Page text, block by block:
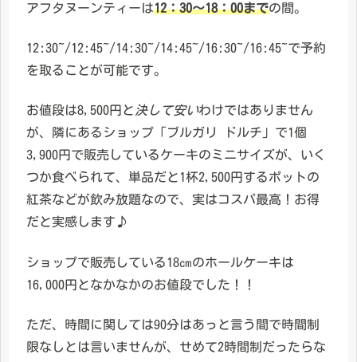
アフタヌーンティーは12：30～18：00までの間。
12:30~/12:45~/14:30~/14:45~/16:30~/16:45~で予約
を取ることが可能です。
お値段は8,500円と 決して安いわけではありません
が、隣にあるショップ「ブルガリ ドルチ」で1個
3,900円で販売しているケーキのミニサイズが、いく
つか食べられて、単品だと1杯2,500円するポットの
紅茶などが飲み放題なので、実はコスパ最高！お得
だと実感します♪
ショップで販売している18㎝のホールケーキは
16,000円となかなかのお値段でした！！
ただ、時間に関しては90分はあっと言う間で時間制
限なしとは言いませんが、せめて2時間制だったらな